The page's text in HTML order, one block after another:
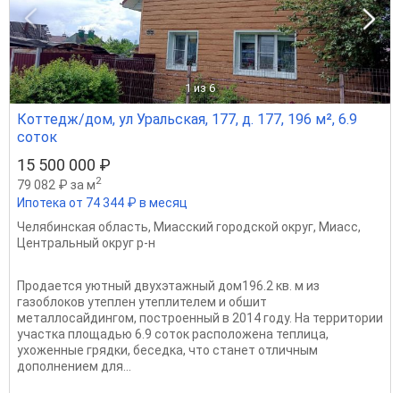
1 из 6
Коттедж/дом, ул Уральская, 177, д. 177, 196 м², 6.9
соток
15 500 000 ₽
79 082 ₽ за м2
Ипотека от 74 344 ₽ в месяц
Челябинская область, Миасский городской округ, Миасс,
Центральный округ р-н
Продается уютный двухэтажный дом196.2 кв. м из
газоблоков утеплен утеплителем и обшит
металлосайдингом, построенный в 2014 году. На территории
участка площадью 6.9 соток расположена теплица,
ухоженные грядки, беседка, что станет отличным
дополнением для...